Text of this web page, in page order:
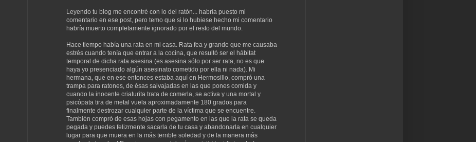
Leyendo tu blog me encontré con lo del ratón... habría puesto mi
comentario en ese post, pero temo que si lo hubiese hecho mi comentario
habría muerto completamente ignorado por el resto del mundo.
Hace tiempo había una rata en mi casa. Rata fea y grande que me causaba
estrés cuando tenía que entrar a la cocina, que resultó ser el hábitat
temporal de dicha rata asesina (es asesina sólo por ser rata, no es que
haya yo presenciado algún asesinato cometido por ella ni nada). Mi
hermana, que en ese entonces estaba aquí en Hermosillo, compró una
trampa para ratones, de ésas salvajadas en las que pones comida y
cuando la inocente criaturita trata de comerla, se activa y una mortal y
psicópata tira de metal vuela aproximadamente 180 grados para
finalmente destrozar cualquier parte de la víctima que se encuentre.
También compró de esas hojas con pegamento en las que la rata se queda
pegada y puedes felizmente sacarla de tu casa y abandonarla en cualquier
lugar para que muera en la más terrible soledad y de la manera más